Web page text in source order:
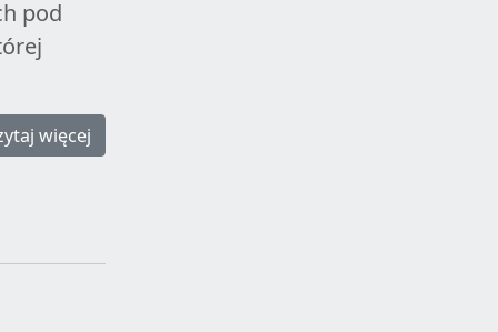
pod
więcej